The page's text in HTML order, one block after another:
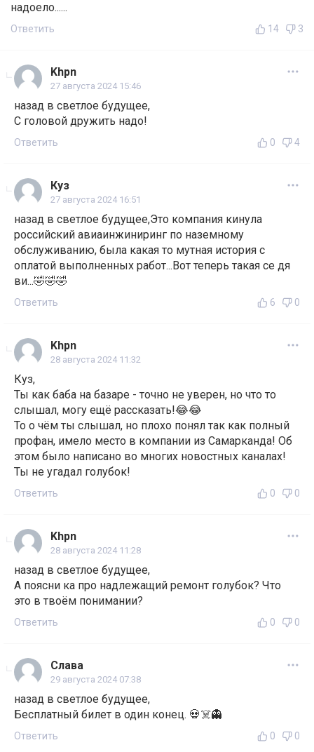
надоело......
Ответить 14 3
Khpn
27 августа 2024 15:46
назад в светлое будущее,
С головой дружить надо!
Ответить 0 4
Куз
27 августа 2024 16:51
назад в светлое будущее,Это компания кинула
российский авиаинжиниринг по наземному
обслуживанию, была какая то мутная история с
оплатой выполненных работ...Вот теперь такая се дя
ви...🤣🤣🤣
Ответить 6 0
Khpn
28 августа 2024 11:32
Куз,
Ты как баба на базаре - точно не уверен, но что то
слышал, могу ещё рассказать!😂😂
То о чём ты слышал, но плохо понял так как полный
профан, имело место в компании из Самарканда! Об
этом было написано во многих новостных каналах!
Ты не угадал голубок!
Ответить 0 0
Khpn
28 августа 2024 11:28
назад в светлое будущее,
А поясни ка про надлежащий ремонт голубок? Что
это в твоём понимании?
Ответить 0 0
Слава
29 августа 2024 07:38
назад в светлое будущее,
Бесплатный билет в один конец. 💀☠️👻
Ответить 0 0